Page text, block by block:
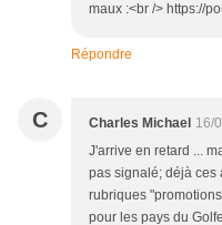
maux :<br /> https://
Répondre
C Charles Michael 16/
J'arrive en retard ...
pas signalé; déjà ces
rubriques
pour les pays du